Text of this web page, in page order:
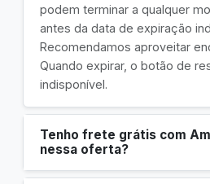
podem terminar a qualquer
antes da data de expiração
Recomendamos aproveitar
Quando expirar, o botão de
indisponível.
Tenho frete grátis com
nessa oferta?